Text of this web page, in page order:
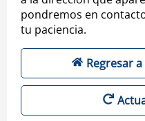
pondremos en
tu paciencia.
Regresar